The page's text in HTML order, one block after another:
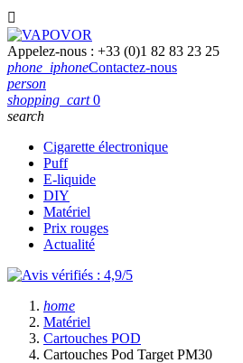

Appelez-nous : +33 (0)1 82 83 23 25
phone_iphoneContactez-nous
person
shopping_cart 0
search
Cigarette électronique
Puff
E-liquide
DIY
Matériel
Prix rouges
Actualité
home
Matériel
Cartouches POD
Cartouches Pod Target PM30